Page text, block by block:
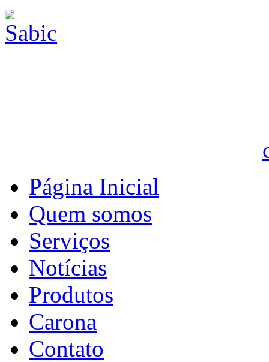
Página Inicial
Quem somos
Serviços
Notícias
Produtos
Carona
Contato